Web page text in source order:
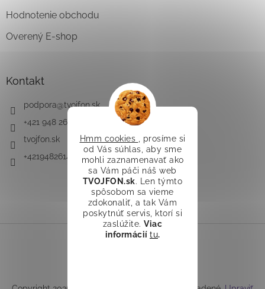
Hmm cookies
, prosíme si
od Vás súhlas, aby sme
mohli zaznamenavať ako
sa Vám páči náš web
TVOJFON.sk. Len týmto
spôsobom sa vieme
zdokonaliť, a tak Vám
poskytnúť servis, ktorí si
zaslúžite.Viac
informácií tu.
Hodnotenie obchodu
Overený E-shop
Kontakt
podpora@tvojfon.sk
+421 948 261 491
tvojfon.sk
+421948261491